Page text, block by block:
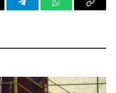
TelegramWhatsAppCopy